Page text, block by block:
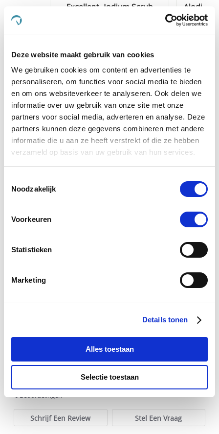
Deze website maakt gebruik van cookies
We gebruiken cookies om content en advertenties te
personaliseren, om functies voor social media te bieden
en om ons websiteverkeer te analyseren. Ook delen we
informatie over uw gebruik van onze site met onze
partners voor social media, adverteren en analyse. Deze
partners kunnen deze gegevens combineren met andere
informatie die u aan ze heeft verstrekt of die ze hebben
verzameld op basis van uw gebruik van hun services.
Noodzakelijk
Voorkeuren
Statistieken
Marketing
Details tonen
Alles toestaan
Selectie toestaan
Excellent Jodium Scrub
€ 8,95 € 8,50
Voeg toe aan winkeltas
Alodis
Anderen kochten ook
Pavo
0 Beoordelingen
Schrijf Een Review Stel Een Vraag